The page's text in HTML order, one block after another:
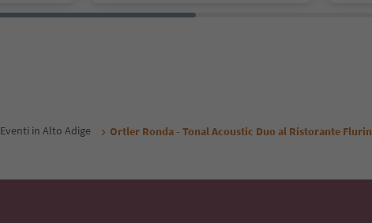
Eventi in Alto Adige Ortler Ronda - Tonal Acoustic Duo al Ristorante Flurin